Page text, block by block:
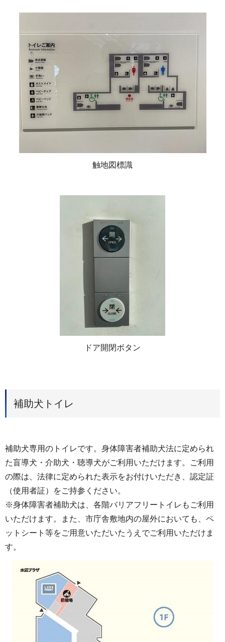
触地図標識
ドア開閉ボタン
補助犬トイレ
補助犬専用のトイレです。身体障害者補助犬法に定められ
た盲導犬・介助犬・聴導犬がご利用いただけます。ご利用
の際は、法律に定められた表示をお付けいただき、認定証
（使用者証）をご持参ください。
※身体障害者補助犬は、各階バリアフリートイレもご利用
いただけます。また、市庁舎敷地内の屋外においても、ペ
ットシート等をご用意いただいたうえでご利用いただけま
す。